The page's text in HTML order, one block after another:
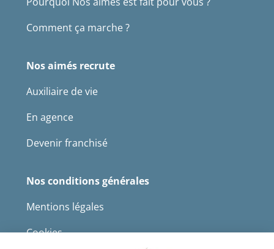
Comment ça marche ?
Nos aimés recrute
Auxiliaire de vie
En agence
Devenir franchisé
Nos conditions générales
Mentions légales
Cookies